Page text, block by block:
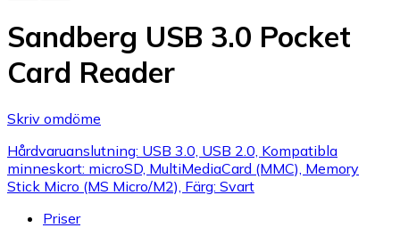
Sandberg USB 3.0 Pocket
Card Reader
Skriv omdöme
Hårdvaruanslutning: USB 3.0, USB 2.0, Kompatibla
minneskort: microSD, MultiMediaCard (MMC), Memory
Stick Micro (MS Micro/M2), Färg: Svart
Priser